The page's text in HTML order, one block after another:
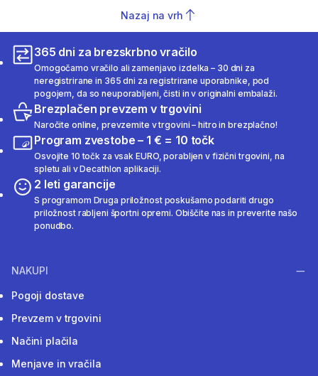
Nazaj na vrh
365 dni za brezskrbno vračilo
Omogočamo vračilo ali zamenjavo izdelka – 30 dni za
neregistrirane in 365 dni za registrirane uporabnike, pod
pogojem, da so neuporabljeni, čisti in v originalni embalaži.
Brezplačen prevzem v trgovini
Naročite online, prevzemite v trgovini – hitro in brezplačno!
Program zvestobe – 1 € = 10 točk
Osvojite 10 točk za vsak EURO, porabljen v fizični trgovini, na
spletu ali v Decathlon aplikaciji.
2 leti garancije
S programom Druga priložnost poskušamo podariti drugo
priložnost rabljeni športni opremi. Obiščite nas in preverite našo
ponudbo.
NAKUPI
Pogoji dostave
Prevzem v trgovini
Načini plačila
Menjave in vračila